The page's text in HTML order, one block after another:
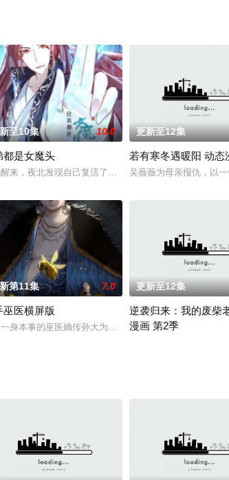
天才结成盟友，共同历经了悲鸣洞穴，暗黑
反正每天拥有星星果实，能吃得饱在一起就很开心。
至10集 10.0
都是女魔头
来，夜北发现自己复活了，并意外获得一个寻回全部
更新至12集
若有寒冬遇暖阳 动态
吴薇薇为母亲报仇，以
常稀有的世界里，杨尘一跃成为全属性天道师
下来，然而一场突如其来的风波却又让他们损失惨重。
第11集 7.0
巫医横屏版
身本事的巫医嫡传孙大为下山入世将巫医发扬光大。
更新至12集
逆袭归来：我的废柴
漫画 第2季